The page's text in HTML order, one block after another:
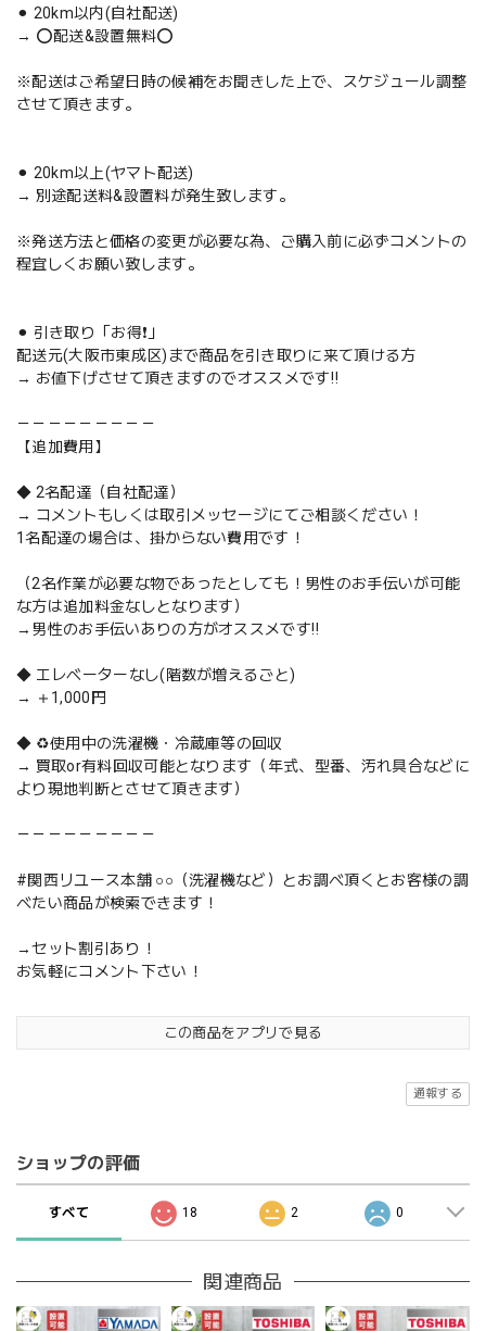
⚫︎ 20km以内(自社配送)
→ ⭕️配送&設置無料⭕️
※配送はご希望日時の候補をお聞きした上で、スケジュール調整
させて頂きます。
⚫︎ 20km以上(ヤマト配送)
→ 別途配送料&設置料が発生致します。
※発送方法と価格の変更が必要な為、ご購入前に必ずコメントの
程宜しくお願い致します。
⚫︎ 引き取り「お得❗️」
配送元(大阪市東成区)まで商品を引き取りに来て頂ける方
→ お値下げさせて頂きますのでオススメです‼️
－－－－－－－－－
【追加費用】
◆ 2名配達（自社配達）
→ コメントもしくは取引メッセージにてご相談ください！
1名配達の場合は、掛からない費用です！
（2名作業が必要な物であったとしても！男性のお手伝いが可能
な方は追加料金なしとなります）
→男性のお手伝いありの方がオススメです‼️
◆ エレベーターなし(階数が増えるごと)
→ ＋1,000円
◆ ♻️使用中の洗濯機・冷蔵庫等の回収
→ 買取or有料回収可能となります（年式、型番、汚れ具合などに
より現地判断とさせて頂きます）
－－－－－－－－－
#関西リユース本舗 ○○（洗濯機など）とお調べ頂くとお客様の調
べたい商品が検索できます！
→セット割引あり！
お気軽にコメント下さい！
この商品をアプリで見る
通報する
ショップの評価
すべて 18 2 0
関連商品